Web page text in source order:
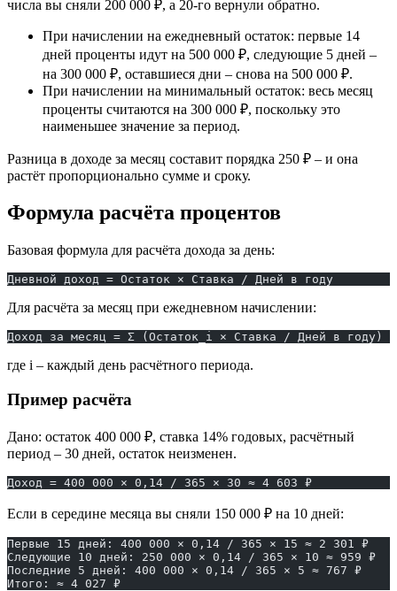
числа вы сняли 200 000 ₽, а 20-го вернули обратно.
При начислении на ежедневный остаток: первые 14
дней проценты идут на 500 000 ₽, следующие 5 дней –
на 300 000 ₽, оставшиеся дни – снова на 500 000 ₽.
При начислении на минимальный остаток: весь месяц
проценты считаются на 300 000 ₽, поскольку это
наименьшее значение за период.
Разница в доходе за месяц составит порядка 250 ₽ – и она
растёт пропорционально сумме и сроку.
Формула расчёта процентов
Базовая формула для расчёта дохода за день:
Дневной доход = Остаток × Ставка / Дней в году
Для расчёта за месяц при ежедневном начислении:
Доход за месяц = Σ (Остаток_i × Ставка / Дней в году)
где i – каждый день расчётного периода.
Пример расчёта
Дано: остаток 400 000 ₽, ставка 14% годовых, расчётный
период – 30 дней, остаток неизменен.
Доход = 400 000 × 0,14 / 365 × 30 ≈ 4 603 ₽
Если в середине месяца вы сняли 150 000 ₽ на 10 дней:
Первые 15 дней: 400 000 × 0,14 / 365 × 15 ≈ 2 301 ₽
Следующие 10 дней: 250 000 × 0,14 / 365 × 10 ≈ 959 ₽
Последние 5 дней: 400 000 × 0,14 / 365 × 5 ≈ 767 ₽
Итого: ≈ 4 027 ₽